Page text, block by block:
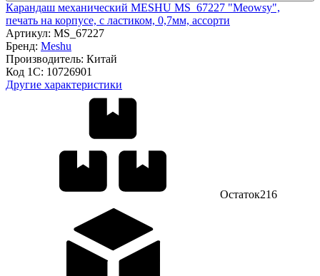
Карандаш механический MESHU MS_67227 "Meowsy",
печать на корпусе, с ластиком, 0,7мм, ассорти
Артикул: MS_67227
Бренд: Meshu
Производитель: Китай
Код 1С: 10726901
Другие характеристики
Остаток216